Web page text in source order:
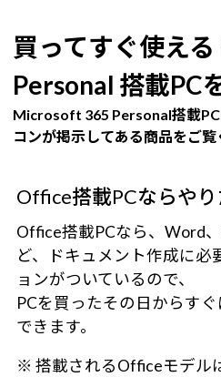
買ってすぐ使え
Personal 搭載PC
Microsoft 365 Personal搭載
コンが掲示してある商品をご覧
Office搭載PCならや
Office搭載PCなら、Word
ど、ドキュメント作成に
ョンがついているので、
PCを買ったその日からす
できます。
※ 搭載されるOfficeモデル